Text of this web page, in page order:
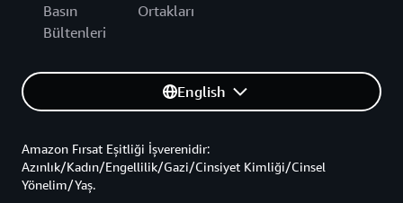
Basın
Bültenleri
Ortakları
English
Amazon Fırsat Eşitliği İşverenidir:
Azınlık/Kadın/Engellilik/Gazi/Cinsiyet Kimliği/Cinsel
Yönelim/Yaş.